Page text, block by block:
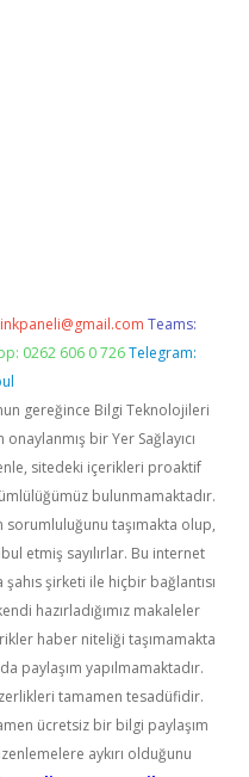
Teams:
0262 606 0 726 Telegram:
gereğince Bilgi Teknolojileri
bir Yer Sağlayıcı
sitedeki içerikleri proaktif
bulunmamaktadır.
sorumluluğunu taşımakta olup,
etmiş sayılırlar. Bu internet
şirketi ile hiçbir bağlantısı
hazırladığımız makaleler
haber niteliği taşımamakta
paylaşım yapılmamaktadır.
tamamen tesadüfidir.
ücretsiz bir bilgi paylaşım
aykırı olduğunu